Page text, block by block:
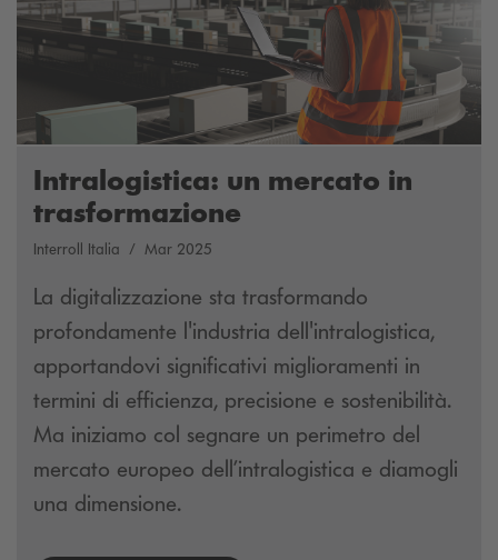
Intralogistica: un mercato in
trasformazione
Interroll Italia Mar 2025
La digitalizzazione sta trasformando
profondamente l'industria dell'intralogistica,
apportandovi significativi miglioramenti in
termini di efficienza, precisione e sostenibilità.
Ma iniziamo col segnare un perimetro del
mercato europeo dell’intralogistica e diamogli
una dimensione.